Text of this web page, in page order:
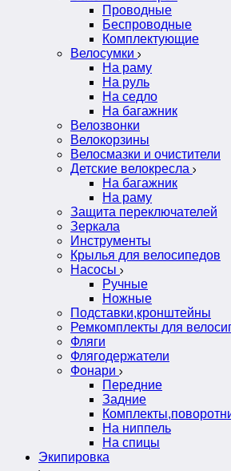
Проводные
Беспроводные
Комплектующие
Велосумки
На раму
На руль
На седло
На багажник
Велозвонки
Велокорзины
Велосмазки и очистители
Детские велокресла
На багажник
На раму
Защита переключателей
Зеркала
Инструменты
Крылья для велосипедов
Насосы
Ручные
Ножные
Подставки,кронштейны
Ремкомплекты для
Фляги
Флягодержатели
Фонари
Передние
Задние
На ниппель
На спицы
Экипировка